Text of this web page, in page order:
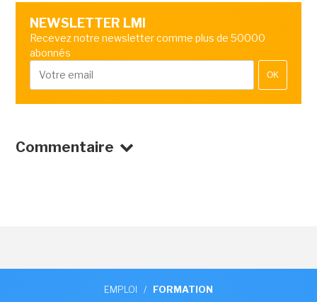
NEWSLETTER LMI
Recevez notre newsletter comme plus de 50000
abonnés
OK
Commentaire
EMPLOI / FORMATION